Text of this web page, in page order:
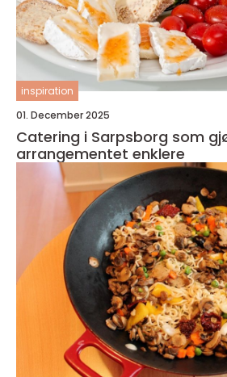
inspiration
01. December 2025
Catering i Sarpsborg som
arrangementet enklere